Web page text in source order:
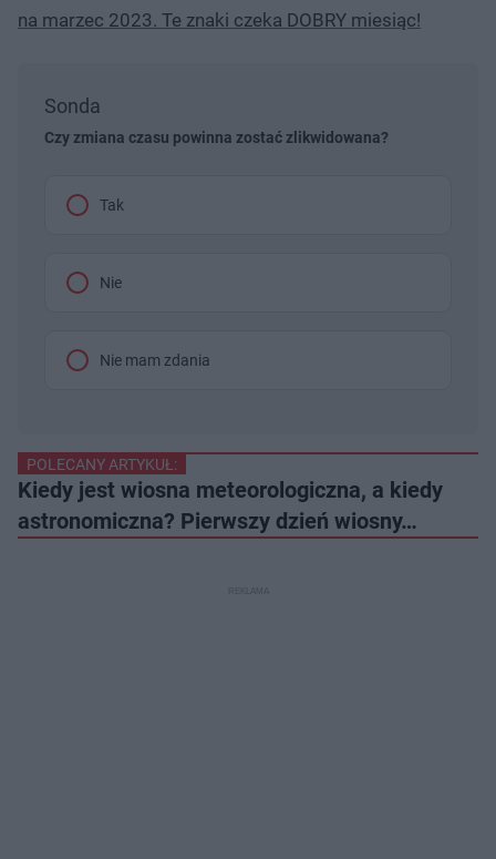
na marzec 2023. Te znaki czeka DOBRY miesiąc!
Sonda
Czy zmiana czasu powinna zostać zlikwidowana?
Tak
Nie
Nie mam zdania
POLECANY ARTYKUŁ:
Kiedy jest wiosna meteorologiczna, a kiedy
astronomiczna? Pierwszy dzień wiosny…